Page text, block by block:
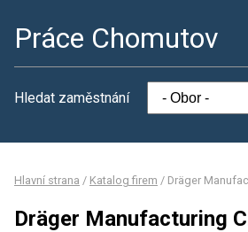
Práce Chomutov
Hledat zaměstnání
Hlavní strana / Katalog firem / Dräger
Dräger Manufacturing